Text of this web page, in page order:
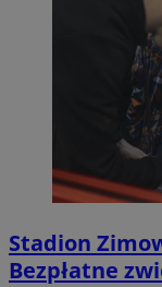
Stadion
Bezpłatne